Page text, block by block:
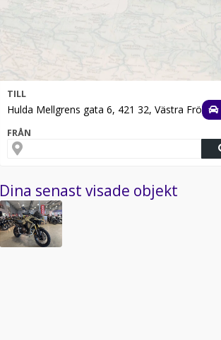
TILL
Hulda Mellgrens gata 6, 421 32, Västra Frölunda
FRÅN
Dina senast visade objekt